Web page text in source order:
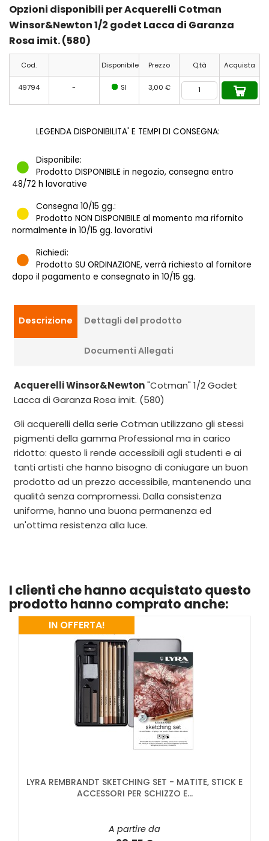
Opzioni disponibili per Acquerelli Cotman
Winsor&Newton 1/2 godet Lacca di Garanza
Rosa imit. (580)
Cod. Disponibile Prezzo Q.tà Acquista
49794 - SI 3,00 €
LEGENDA DISPONIBILITA' E TEMPI DI CONSEGNA:
Disponibile:
Prodotto DISPONIBILE in negozio, consegna entro
48/72 h lavorative
Consegna 10/15 gg.:
Prodotto NON DISPONIBILE al momento ma rifornito
normalmente in 10/15 gg. lavorativi
Richiedi:
Prodotto SU ORDINAZIONE, verrà richiesto al fornitore
dopo il pagamento e consegnato in 10/15 gg.
Descrizione Dettagli del prodotto
Documenti Allegati
Acquerelli Winsor&Newton"Cotman" 1/2 Godet
Lacca di Garanza Rosa imit. (580)
Gli acquerelli della serie Cotman utilizzano gli stessi
pigmenti della gamma Professional ma in carico
ridotto: questo li rende accessibili agli studenti e ai
tanti artisti che hanno bisogno di coniugare un buon
prodotto ad un prezzo accessibile, mantenendo una
qualità senza compromessi. Dalla consistenza
uniforme, hanno una buona permanenza ed
un'ottima resistenza alla luce.
I clienti che hanno acquistato questo
prodotto hanno comprato anche:
LYRA REMBRANDT SKETCHING SET - MATITE, STICK E
ACCESSORI PER SCHIZZO E...
A partire da
IN OFFERTA!